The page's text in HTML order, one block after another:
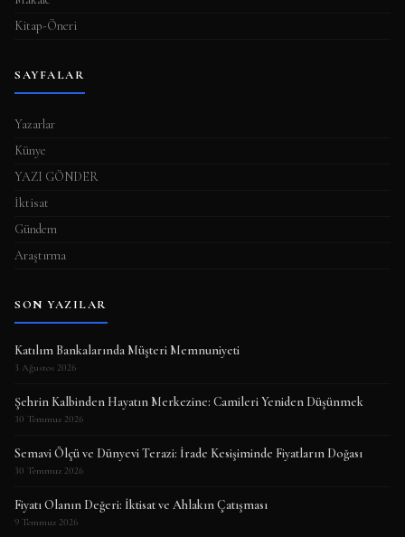
Kitap-Öneri
SAYFALAR
Yazarlar
Künye
YAZI GÖNDER
İktisat
Gündem
Araştırma
SON YAZILAR
Katılım Bankalarında Müşteri Memnuniyeti
3 Ağustos 2026
Şehrin Kalbinden Hayatın Merkezine: Camileri Yeniden Düşünmek
30 Temmuz 2026
Semavi Ölçü ve Dünyevi Terazi: İrade Kesişiminde Fiyatların Doğası
30 Temmuz 2026
Fiyatı Olanın Değeri: İktisat ve Ahlakın Çatışması
9 Temmuz 2026